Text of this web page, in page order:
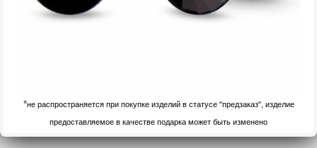
*не распространяется при покупке изделий в статусе "предзаказ", изделие
предоставляемое в качестве подарка может быть изменено